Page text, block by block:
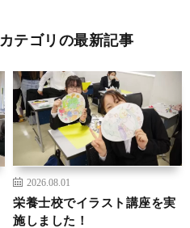
カテゴリの最新記事
2026.08.01
栄養士校でイラスト講座を実
施しました！